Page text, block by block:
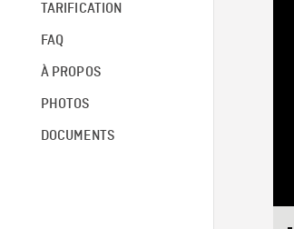
TARIFICATION
FAQ
À PROPOS
PHOTOS
DOCUMENTS